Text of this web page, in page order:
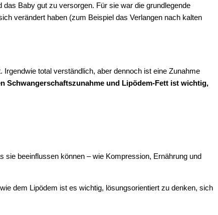
Baby gut zu versorgen. Für sie war die grundlegende
verändert haben (zum Beispiel das Verlangen nach kalten
total verständlich, aber dennoch ist eine Zunahme
Schwangerschaftszunahme und Lipödem-Fett ist wichtig,
sie beeinflussen können – wie Kompression, Ernährung und
dem Lipödem ist es wichtig, lösungsorientiert zu denken, sich